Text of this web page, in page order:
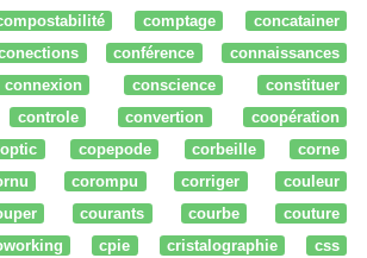
comptage
concatainer
conférence
connaissances
connexion conscience
constituer
controle convertion
coopération
copepode corbeille
corne
corompu corriger
couleur
courants courbe
couture
cpie cristalographie
css